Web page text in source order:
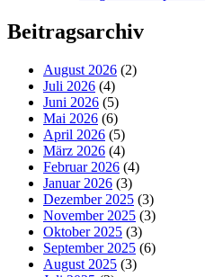
Beitragsarchiv
August 2026 (2)
Juli 2026 (4)
Juni 2026 (5)
Mai 2026 (6)
April 2026 (5)
März 2026 (4)
Februar 2026 (4)
Januar 2026 (3)
Dezember 2025 (3)
November 2025 (3)
Oktober 2025 (3)
September 2025 (6)
August 2025 (3)